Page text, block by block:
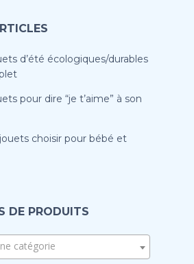
d’été écologiques/durables
pour dire “je t’aime” à son
choisir pour bébé et
DE PRODUITS
catégorie